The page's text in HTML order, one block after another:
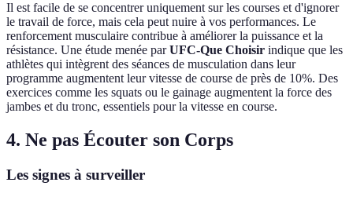
Il est facile de se concentrer uniquement sur les courses et d'ignorer
le travail de force, mais cela peut nuire à vos performances. Le
renforcement musculaire contribue à améliorer la puissance et la
résistance. Une étude menée parUFC-Que Choisir indique que les
athlètes qui intègrent des séances de musculation dans leur
programme augmentent leur vitesse de course de près de 10%. Des
exercices comme les squats ou le gainage augmentent la force des
jambes et du tronc, essentiels pour la vitesse en course.
4. Ne pas Écouter son Corps
Les signes à surveiller